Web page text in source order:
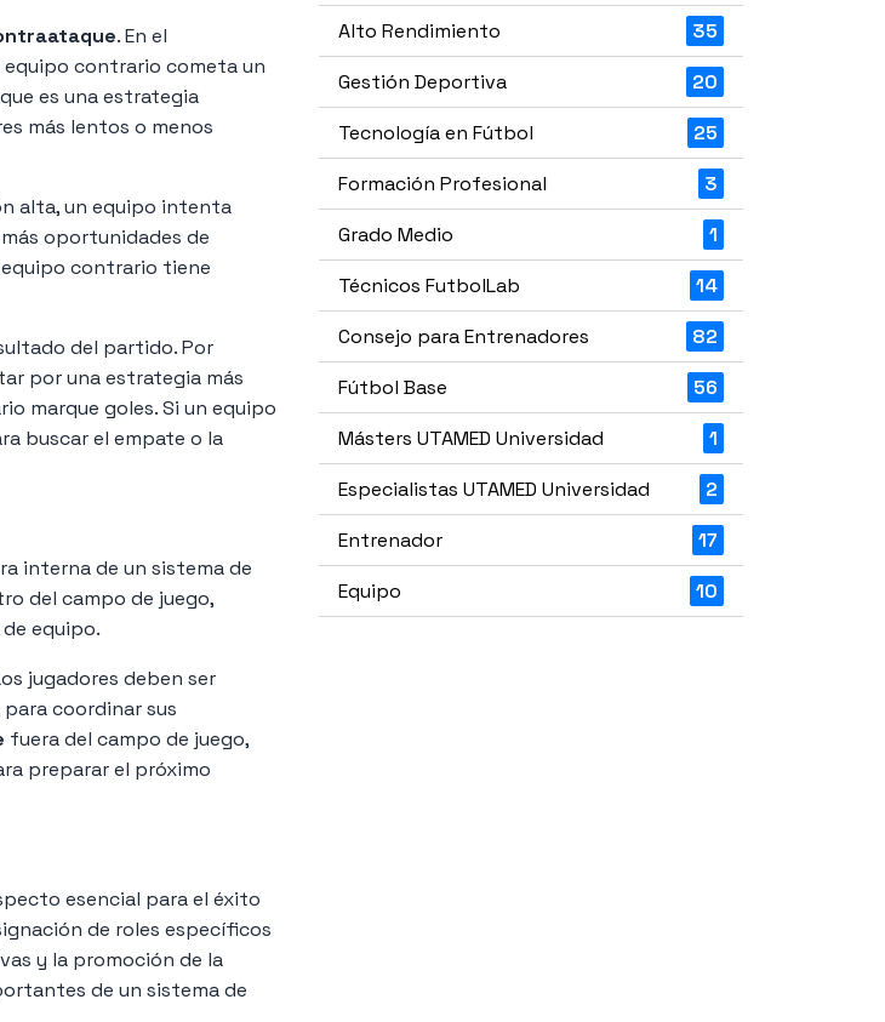
. En el
equipo contrario cometa un
es una estrategia
más lentos o menos
alta, un equipo intenta
oportunidades de
contrario tiene
del partido. Por
por una estrategia más
marque goles. Si un equipo
buscar el empate o la
interna de un sistema de
del campo de juego,
equipo.
jugadores deben ser
coordinar sus
fuera del campo de juego,
preparar el próximo
esencial para el éxito
de roles específicos
y la promoción de la
de un sistema de
Alto Rendimiento
35
Gestión Deportiva
20
Tecnología en Fútbol
25
Formación Profesional
3
Grado Medio
1
Técnicos FutbolLab
14
Consejo para Entrenadores
82
Fútbol Base
56
Másters UTAMED Universidad
1
Especialistas UTAMED Universidad
2
Entrenador
17
Equipo
10